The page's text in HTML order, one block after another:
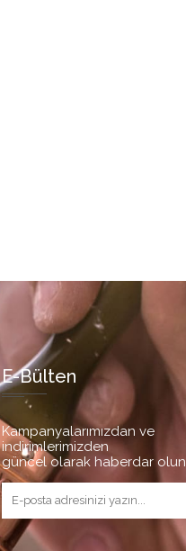
E-Bülten
Kampanyalarımızdan ve
indirimlerimizden
güncel olarak haberdar olun.